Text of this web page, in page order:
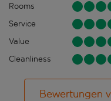
Rooms
Service
Value
Cleanliness
Bewertungen